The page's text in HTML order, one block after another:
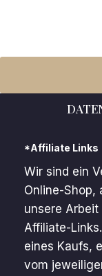
*Affiliate Links
Wir sind ein
Online-Shop,
unsere
Affiliate-
eines Kaufs,
vom